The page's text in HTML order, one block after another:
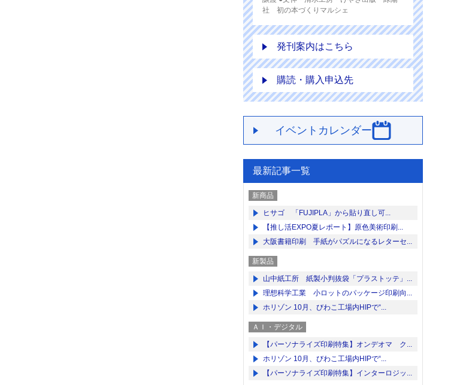
社 初の本づくりマルシェ
発刊案内はこちら
購読・購入申込先
イベントカレンダー
最新記事一覧
新商品
ヒサゴ 「FUJIPLA」から貼り直し可...
【推し活EXPO夏レポート】原色美術印刷...
大阪書籍印刷 手紙がパズルになるレターセ...
新製品
山中紙工所 紙製小判抜袋「プラストッテ」...
理想科学工業 小ロットのパッケージ印刷向...
ホリゾン 10月、びわこ工場内HIPで“...
ＡＩ・デジタル
【パーソナライズ印刷特集】オンデオマ ク...
ホリゾン 10月、びわこ工場内HIPで“...
【パーソナライズ印刷特集】インターロジッ...